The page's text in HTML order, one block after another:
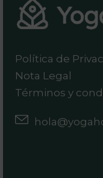
Política de
Nota Legal
Términos y